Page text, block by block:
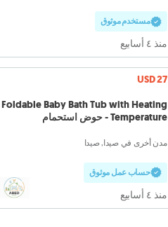
مستخدم موثوق
منذ ٤ أسابيع
USD 27
Foldable Baby Bath Tub with Heating
Temperature - حوض استحمام
مدن أخرى في صيدا, صيدا
حساب عمل موثوق
منذ ٤ أسابيع